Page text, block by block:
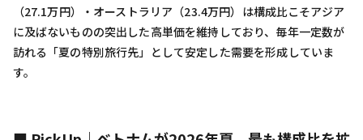
（27.1万円）・オーストラリア（23.4万円）は構成比こそアジア
に及ばないものの突出した高単価を維持しており、毎年一定数が
訪れる「夏の特別旅行先」として安定した需要を形成していま
す。